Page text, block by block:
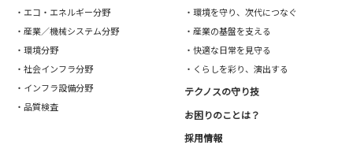
・エコ・エネルギー分野
・産業／機械システム分野
・環境分野
・社会インフラ分野
・インフラ設備分野
・品質検査
・環境を守り、次代につなぐ
・産業の基盤を支える
・快適な日常を見守る
・くらしを彩り、演出する
テクノスの守り技
お困りのことは？
採用情報